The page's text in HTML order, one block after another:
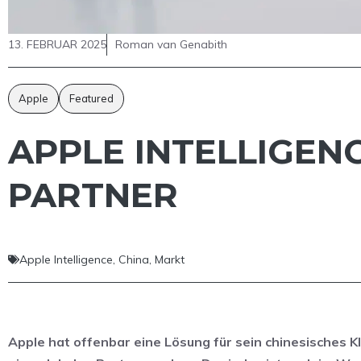
13. FEBRUAR 2025 Roman van Genabith
Apple Featured
APPLE
PARTNER
Apple Intelligence China Markt
Apple hat offenbar eine Lösung für sein chinesisches